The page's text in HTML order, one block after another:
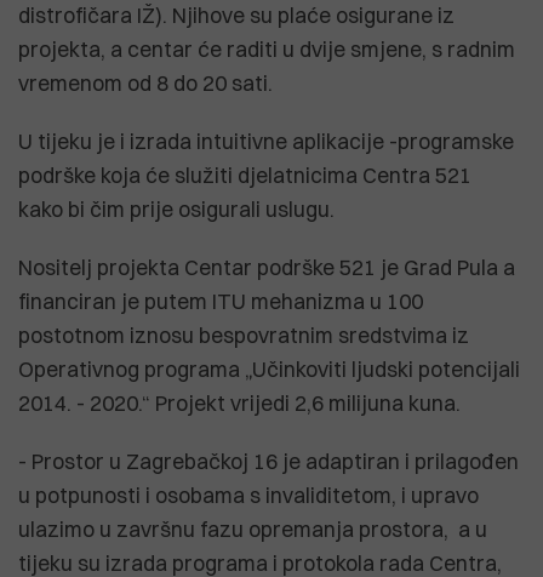
distrofičara IŽ). Njihove su plaće osigurane iz
projekta, a centar će raditi u dvije smjene, s radnim
vremenom od 8 do 20 sati.
U tijeku je i izrada intuitivne aplikacije -programske
podrške koja će služiti djelatnicima Centra 521
kako bi čim prije osigurali uslugu.
Nositelj projekta Centar podrške 521 je Grad Pula a
financiran je putem ITU mehanizma u 100
postotnom iznosu bespovratnim sredstvima iz
Operativnog programa „Učinkoviti ljudski potencijali
2014. - 2020.“ Projekt vrijedi 2,6 milijuna kuna.
- Prostor u Zagrebačkoj 16 je adaptiran i prilagođen
u potpunosti i osobama s invaliditetom, i upravo
ulazimo u završnu fazu opremanja prostora, a u
tijeku su izrada programa i protokola rada Centra,